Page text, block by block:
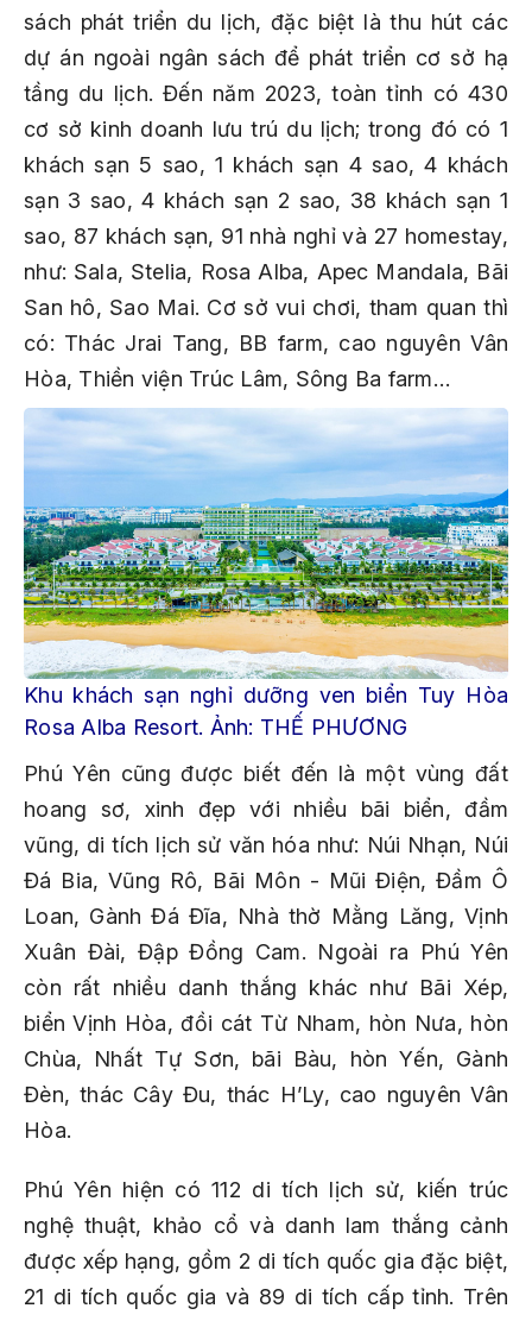
sách phát triển du lịch, đặc biệt là thu hút các
dự án ngoài ngân sách để phát triển cơ sở hạ
tầng du lịch. Đến năm 2023, toàn tỉnh có 430
cơ sở kinh doanh lưu trú du lịch; trong đó có 1
khách sạn 5 sao, 1 khách sạn 4 sao, 4 khách
sạn 3 sao, 4 khách sạn 2 sao, 38 khách sạn 1
sao, 87 khách sạn, 91 nhà nghỉ và 27 homestay,
như: Sala, Stelia, Rosa Alba, Apec Mandala, Bãi
San hô, Sao Mai. Cơ sở vui chơi, tham quan thì
có: Thác Jrai Tang, BB farm, cao nguyên Vân
Hòa, Thiền viện Trúc Lâm, Sông Ba farm…
Khu khách sạn nghỉ dưỡng ven biển Tuy Hòa
Rosa Alba Resort. Ảnh: THẾ PHƯƠNG
Phú Yên cũng được biết đến là một vùng đất
hoang sơ, xinh đẹp với nhiều bãi biển, đầm
vũng, di tích lịch sử văn hóa như: Núi Nhạn, Núi
Đá Bia, Vũng Rô, Bãi Môn - Mũi Điện, Đầm Ô
Loan, Gành Đá Đĩa, Nhà thờ Mằng Lăng, Vịnh
Xuân Đài, Đập Đồng Cam. Ngoài ra Phú Yên
còn rất nhiều danh thắng khác như Bãi Xép,
biển Vịnh Hòa, đồi cát Từ Nham, hòn Nưa, hòn
Chùa, Nhất Tự Sơn, bãi Bàu, hòn Yến, Gành
Đèn, thác Cây Đu, thác H’Ly, cao nguyên Vân
Hòa.
Phú Yên hiện có 112 di tích lịch sử, kiến trúc
nghệ thuật, khảo cổ và danh lam thắng cảnh
được xếp hạng, gồm 2 di tích quốc gia đặc biệt,
21 di tích quốc gia và 89 di tích cấp tỉnh. Trên